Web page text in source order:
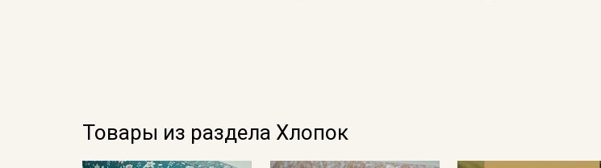
Товары из раздела Хлопок